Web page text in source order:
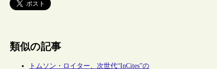
類似の記事
トムソン・ロイター、次世代“InCites”の